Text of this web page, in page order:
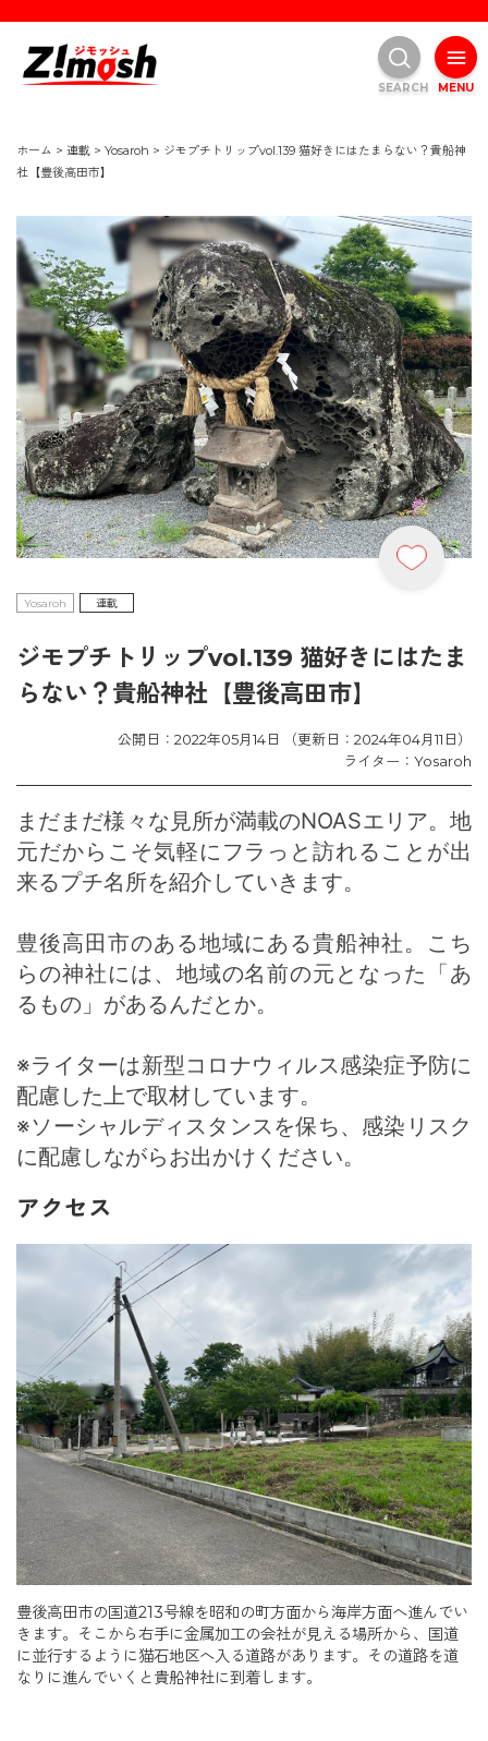
ホーム > 連載 > Yosaroh > ジモプチトリップvol.139 猫好きにはたまらない？貴船神
社【豊後高田市】
Yosaroh 連載
ジモプチトリップvol.139 猫好きにはたま
らない？貴船神社【豊後高田市】
公開日：2022年05月14日 （更新日：2024年04月11日）
ライター：Yosaroh
まだまだ様々な見所が満載のNOASエリア。地
元だからこそ気軽にフラっと訪れることが出
来るプチ名所を紹介していきます。
豊後高田市のある地域にある貴船神社。こち
らの神社には、地域の名前の元となった「あ
るもの」があるんだとか。
※ライターは新型コロナウィルス感染症予防に
配慮した上で取材しています。
※ソーシャルディスタンスを保ち、感染リスク
に配慮しながらお出かけください。
アクセス
豊後高田市の国道213号線を昭和の町方面から海岸方面へ進んでい
きます。そこから右手に金属加工の会社が見える場所から、国道
に並行するように猫石地区へ入る道路があります。その道路を道
なりに進んでいくと貴船神社に到着します。
MENU
SEARCH